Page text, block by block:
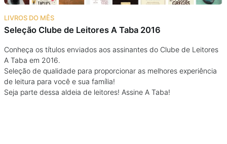
LIVROS DO MÊS
Seleção Clube de Leitores A Taba 2016
Conheça os títulos enviados aos assinantes do Clube de Leitores
A Taba em 2016.
Seleção de qualidade para proporcionar as melhores experiência
de leitura para você e sua família!
Seja parte dessa aldeia de leitores! Assine A Taba!